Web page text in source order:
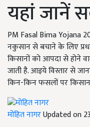
यहां जानें
PM Fasal Bima Yojana
नकुसान से बचाने के लिए
किसानों को आपदा से होने
जाती है. आइये विस्तार से
किन-किन फसलों पर
मोहित नागरUpdated on